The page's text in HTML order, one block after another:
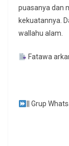
puasanya dan
kekuatannya.
wallahu alam.
Fatawa
|| Grup